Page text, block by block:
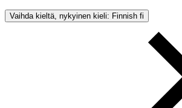
Vaihda kieltä, nykyinen kieli: Finnish fi